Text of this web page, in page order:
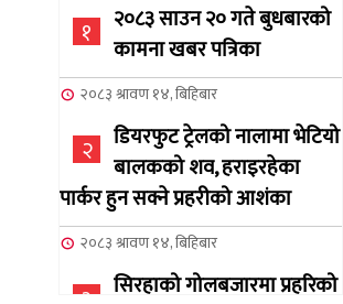
१
२०८३ साउन २० गते बुधबारको
कामना खबर पत्रिका
२०८३ श्रावण १४, बिहिबार
२
डियरफुट ट्रेलको नालामा भेटियो
बालकको शव, हराइरहेका
पार्कर हुन सक्ने प्रहरीको आशंका
२०८३ श्रावण १४, बिहिबार
सिरहाको गोलबजारमा प्रहरिको